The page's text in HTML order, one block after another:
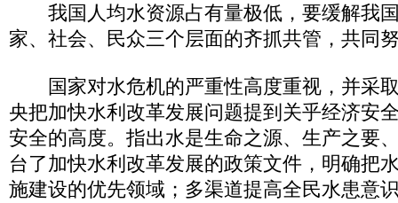
我国人均水资源占有量极低，要缓解我
家、社会、民众三个层面的齐抓共管，共同
国家对水危机的严重性高度重视，并采
央把加快水利改革发展问题提到关乎经济安
安全的高度。指出水是生命之源、生产之要
台了加快水利改革发展的政策文件，明确把
施建设的优先领域；多渠道提高全民水患意